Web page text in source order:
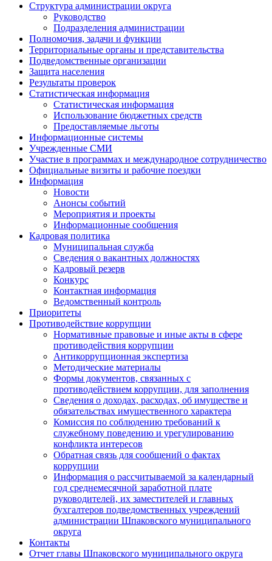
Структура администрации округа
Руководство
Подразделения администрации
Полномочия, задачи и функции
Территориальные органы и представительства
Подведомственные организации
Защита населения
Результаты проверок
Статистическая информация
Статистическая информация
Использование бюджетных средств
Предоставляемые льготы
Информационные системы
Учрежденные СМИ
Участие в программах и международное сотрудничество
Официальные визиты и рабочие поездки
Информация
Новости
Анонсы событий
Мероприятия и проекты
Информационные сообщения
Кадровая политика
Муниципальная служба
Сведения о вакантных должностях
Кадровый резерв
Конкурс
Контактная информация
Ведомственный контроль
Приоритеты
Противодействие коррупции
Нормативные правовые и иные акты в сфере
противодействия коррупции
Антикоррупционная экспертиза
Методические материалы
Формы документов, связанных с
противодействием коррупции, для заполнения
Сведения о доходах, расходах, об имуществе и
обязательствах имущественного характера
Комиссия по соблюдению требований к
служебному поведению и урегулированию
конфликта интересов
Обратная связь для сообщений о фактах
коррупции
Информация о рассчитываемой за календарный
год среднемесячной заработной плате
руководителей, их заместителей и главных
бухгалтеров подведомственных учреждений
администрации Шпаковского муниципального
округа
Контакты
Отчет главы Шпаковского муниципального округа